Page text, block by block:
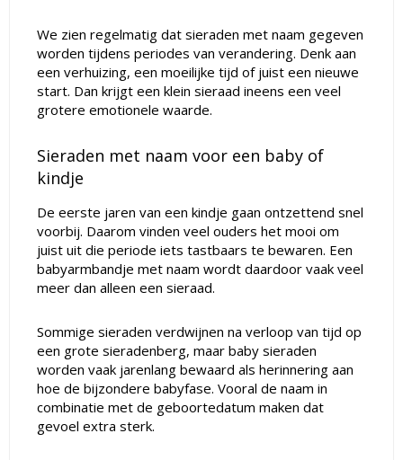
We zien regelmatig dat sieraden met naam gegeven
worden tijdens periodes van verandering. Denk aan
een verhuizing, een moeilijke tijd of juist een nieuwe
start. Dan krijgt een klein sieraad ineens een veel
grotere emotionele waarde.
Sieraden met naam voor een baby of
kindje
De eerste jaren van een kindje gaan ontzettend snel
voorbij. Daarom vinden veel ouders het mooi om
juist uit die periode iets tastbaars te bewaren. Een
babyarmbandje met naam wordt daardoor vaak veel
meer dan alleen een sieraad.
Sommige sieraden verdwijnen na verloop van tijd op
een grote sieradenberg, maar baby sieraden
worden vaak jarenlang bewaard als herinnering aan
hoe de bijzondere babyfase. Vooral de naam in
combinatie met de geboortedatum maken dat
gevoel extra sterk.